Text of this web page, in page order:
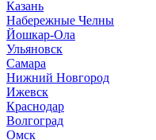
Казань
Набережные Челны
Йошкар-Ола
Ульяновск
Самара
Нижний Новгород
Ижевск
Краснодар
Волгоград
Омск